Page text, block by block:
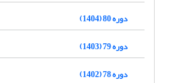
دوره 80 (1404)
دوره 79 (1403)
دوره 78 (1402)